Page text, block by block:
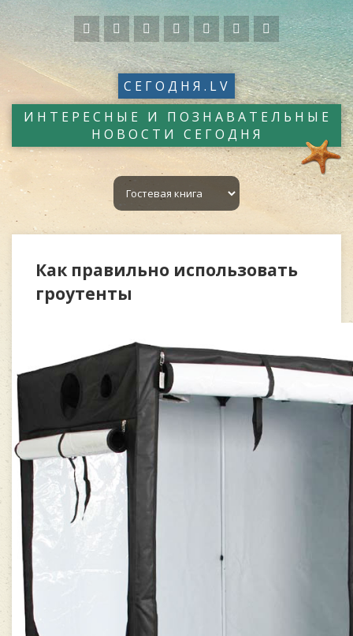
СЕГОДНЯ.LV
ИНТЕРЕСНЫЕ И ПОЗНАВАТЕЛЬНЫЕ
НОВОСТИ СЕГОДНЯ
Как правильно использовать
гроутенты